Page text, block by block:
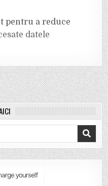
pentru a reduce
datele